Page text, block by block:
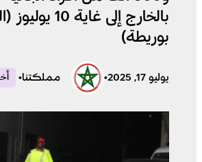
بالخارج إلى غاية
بوريطة)
يوليو 17, 2025 • مملكتنا•